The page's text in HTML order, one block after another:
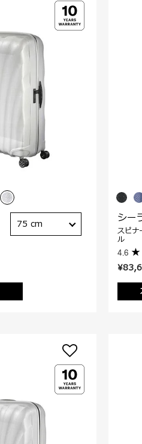
75 cm シー
スピナ
ル
4.6